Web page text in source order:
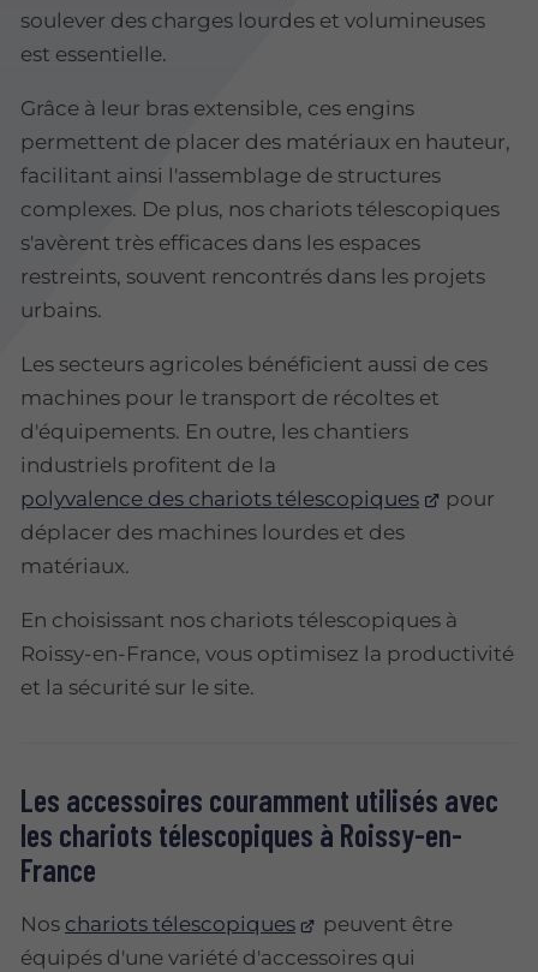
soulever des charges lourdes et volumineuses
est essentielle.
Grâce à leur bras extensible, ces engins
permettent de placer des matériaux en hauteur,
facilitant ainsi l'assemblage de structures
complexes. De plus, nos chariots télescopiques
s'avèrent très efficaces dans les espaces
restreints, souvent rencontrés dans les projets
urbains.
Les secteurs agricoles bénéficient aussi de ces
machines pour le transport de récoltes et
d'équipements. En outre, les chantiers
industriels profitent de la
polyvalence des chariots télescopiques
pour
déplacer des machines lourdes et des
matériaux.
En choisissant nos chariots télescopiques à
Roissy-en-France, vous optimisez la productivité
et la sécurité sur le site.
Les accessoires couramment utilisés avec
les chariots télescopiques à Roissy-en-
France
Nos chariots télescopiques
peuvent être
équipés d'une variété d'accessoires qui